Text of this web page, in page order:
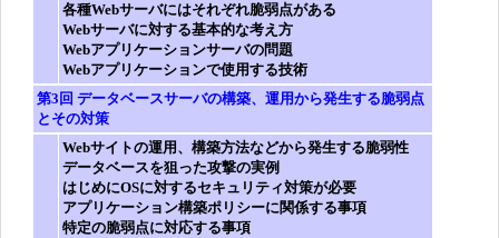
各種Webサーバにはそれぞれ脆弱点がある
Webサーバに対する基本的な考え方
Webアプリケーションサーバの問題
Webアプリケーションで使用する技術
第3回 データベースサーバの構築、運用から発生する脆弱点
とその対策
Webサイトの運用、構築方法などから発生する脆弱性
データベースを狙った攻撃の実例
はじめにOSに対するセキュリティ対策が必要
アプリケーション構築ポリシーに関係する事項
特定の脆弱点に対応する事項